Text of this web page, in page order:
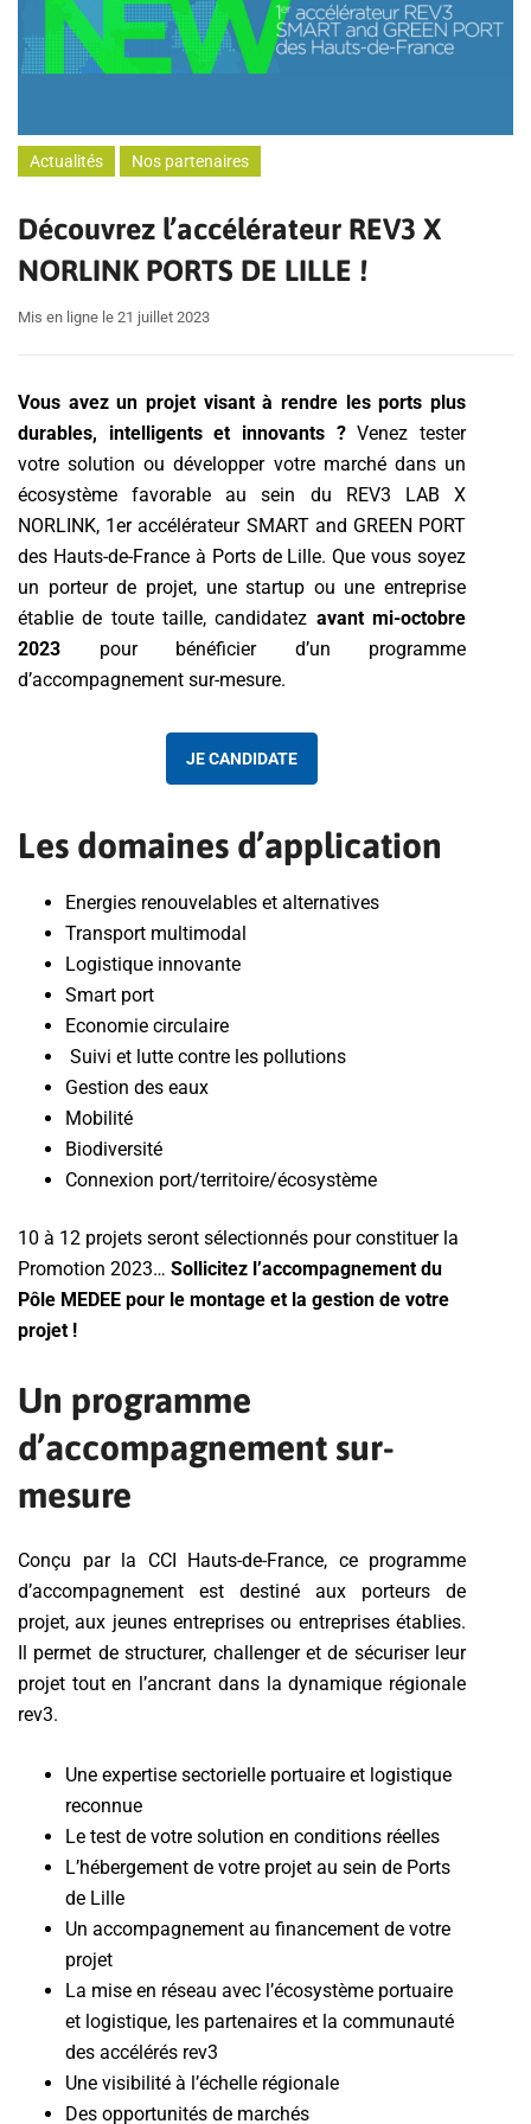
Actualités Nos partenaires
Découvrez l’accélérateur REV3 X
NORLINK PORTS DE LILLE !
Mis en ligne le 21 juillet 2023
Vous avez un projet visant à rendre les ports plus
durables, intelligents et innovants ?Venez tester
votre solution ou développer votre marché dans un
écosystème favorable au sein du REV3 LAB X
NORLINK, 1er accélérateur SMART and GREEN PORT
des Hauts-de-France à Ports de Lille. Que vous soyez
un porteur de projet, une startup ou une entreprise
établie de toute taille, candidatez avant mi-octobre
2023 pour bénéficier d’un programme
d’accompagnement sur-mesure.
JE CANDIDATE
Les domaines d’application
Energies renouvelables et alternatives
Transport multimodal
Logistique innovante
Smart port
Economie circulaire
Suivi et lutte contre les pollutions
Gestion des eaux
Mobilité
Biodiversité
Connexion port/territoire/écosystème
10 à 12 projets seront sélectionnés pour constituer la
Promotion 2023… Sollicitez l’accompagnement du
Pôle MEDEE pour le montage et la gestion de votre
projet !
Un programme
d’accompagnement sur-
mesure
Conçu par la CCI Hauts-de-France, ce programme
d’accompagnement est destiné aux porteurs de
projet, aux jeunes entreprises ou entreprises établies.
Il permet de structurer, challenger et de sécuriser leur
projet tout en l’ancrant dans la dynamique régionale
rev3.
Une expertise sectorielle portuaire et logistique
reconnue
Le test de votre solution en conditions réelles
L’hébergement de votre projet au sein de Ports
de Lille
Un accompagnement au financement de votre
projet
La mise en réseau avec l’écosystème portuaire
et logistique, les partenaires et la communauté
des accélérés rev3
Une visibilité à l’échelle régionale
Des opportunités de marchés